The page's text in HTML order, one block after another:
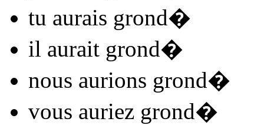
tu aurais grond�
il aurait grond�
nous aurions grond�
vous auriez grond�